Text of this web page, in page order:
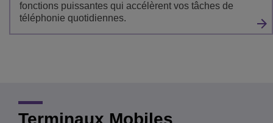
fonctions puissantes qui accélèrent vos tâches de
téléphonie quotidiennes.
Terminaux Mobiles